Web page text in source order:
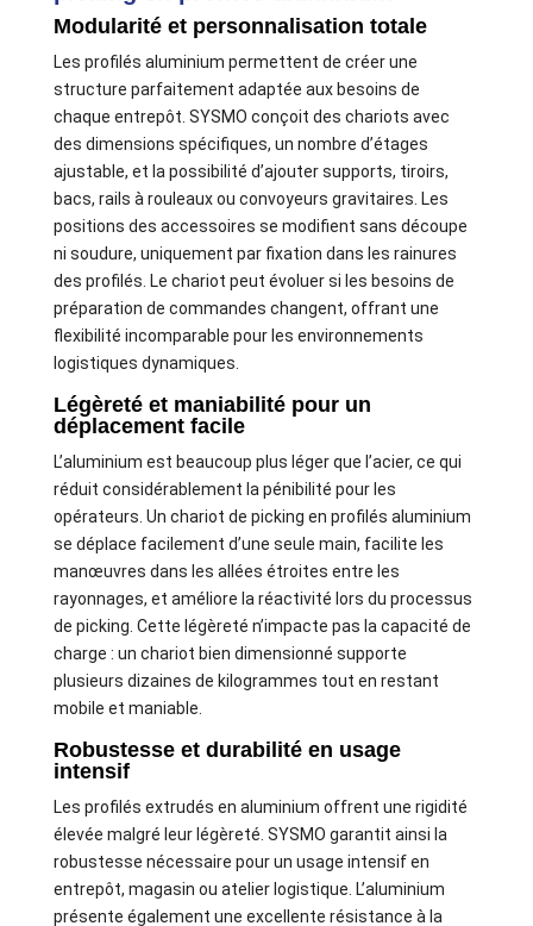
Modularité et personnalisation totale
Les profilés aluminium permettent de créer une
structure parfaitement adaptée aux besoins de
chaque entrepôt. SYSMO conçoit des chariots avec
des dimensions spécifiques, un nombre d’étages
ajustable, et la possibilité d’ajouter supports, tiroirs,
bacs, rails à rouleaux ou convoyeurs gravitaires. Les
positions des accessoires se modifient sans découpe
ni soudure, uniquement par fixation dans les rainures
des profilés. Le chariot peut évoluer si les besoins de
préparation de commandes changent, offrant une
flexibilité incomparable pour les environnements
logistiques dynamiques.
Légèreté et maniabilité pour un
déplacement facile
L’aluminium est beaucoup plus léger que l’acier, ce qui
réduit considérablement la pénibilité pour les
opérateurs. Un chariot de picking en profilés aluminium
se déplace facilement d’une seule main, facilite les
manœuvres dans les allées étroites entre les
rayonnages, et améliore la réactivité lors du processus
de picking. Cette légèreté n’impacte pas la capacité de
charge : un chariot bien dimensionné supporte
plusieurs dizaines de kilogrammes tout en restant
mobile et maniable.
Robustesse et durabilité en usage
intensif
Les profilés extrudés en aluminium offrent une rigidité
élevée malgré leur légèreté. SYSMO garantit ainsi la
robustesse nécessaire pour un usage intensif en
entrepôt, magasin ou atelier logistique. L’aluminium
présente également une excellente résistance à la